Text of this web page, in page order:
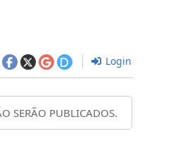
Login